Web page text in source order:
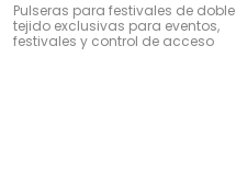
Pulseras para festivales de doble
tejido exclusivas para eventos,
festivales y control de acceso